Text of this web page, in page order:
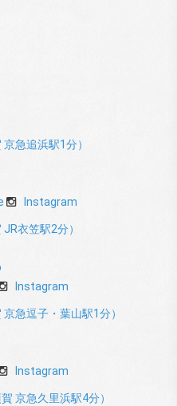
急追浜駅1分）
Instagram
衣笠駅2分）
Instagram
急逗子・葉山駅1分）
Instagram
京急久里浜駅4分）